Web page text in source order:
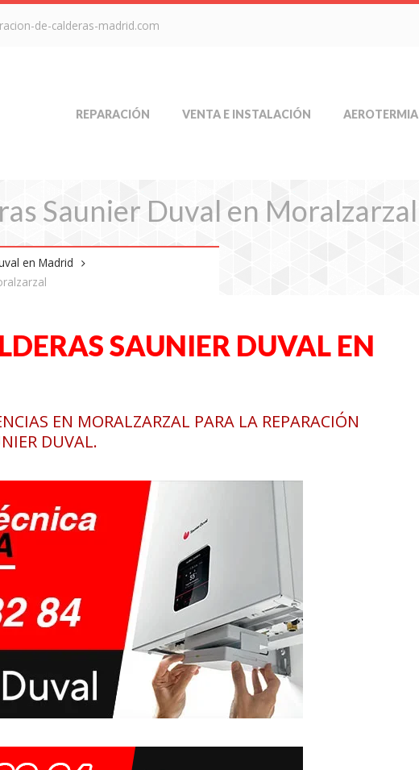
de-calderas-madrid.com
REPARACIÓN VENTA E INSTALACIÓN AEROTERMIA
Saunier Duval en Moralzarzal
en Madrid
SAUNIER DUVAL EN
EN MORALZARZAL PARA LA REPARACIÓN
DUVAL.